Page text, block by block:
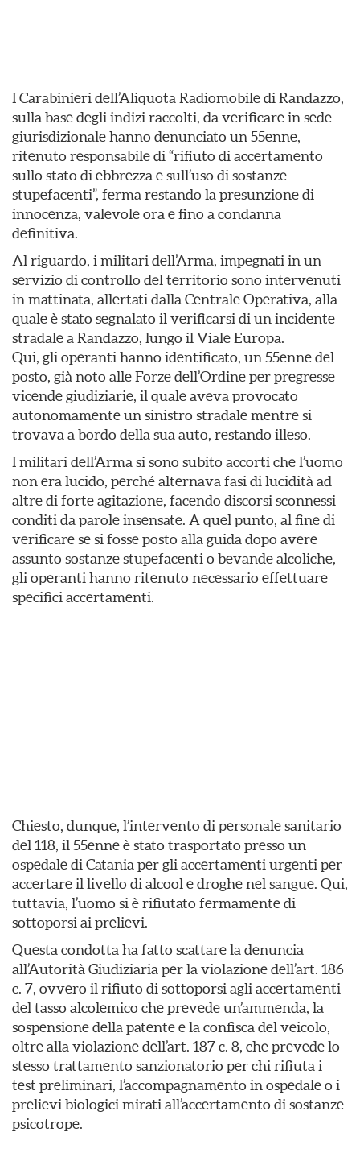
I Carabinieri dell’Aliquota Radiomobile di Randazzo,
sulla base degli indizi raccolti, da verificare in sede
giurisdizionale hanno denunciato un 55enne,
ritenuto responsabile di “rifiuto di accertamento
sullo stato di ebbrezza e sull’uso di sostanze
stupefacenti”, ferma restando la presunzione di
innocenza, valevole ora e fino a condanna
definitiva.
Al riguardo, i militari dell’Arma, impegnati in un
servizio di controllo del territorio sono intervenuti
in mattinata, allertati dalla Centrale Operativa, alla
quale è stato segnalato il verificarsi di un incidente
stradale a Randazzo, lungo il Viale Europa.
Qui, gli operanti hanno identificato, un 55enne del
posto, già noto alle Forze dell’Ordine per pregresse
vicende giudiziarie, il quale aveva provocato
autonomamente un sinistro stradale mentre si
trovava a bordo della sua auto, restando illeso.
I militari dell’Arma si sono subito accorti che l’uomo
non era lucido, perché alternava fasi di lucidità ad
altre di forte agitazione, facendo discorsi sconnessi
conditi da parole insensate. A quel punto, al fine di
verificare se si fosse posto alla guida dopo avere
assunto sostanze stupefacenti o bevande alcoliche,
gli operanti hanno ritenuto necessario effettuare
specifici accertamenti.
Chiesto, dunque, l’intervento di personale sanitario
del 118, il 55enne è stato trasportato presso un
ospedale di Catania per gli accertamenti urgenti per
accertare il livello di alcool e droghe nel sangue. Qui,
tuttavia, l’uomo si è rifiutato fermamente di
sottoporsi ai prelievi.
Questa condotta ha fatto scattare la denuncia
all’Autorità Giudiziaria per la violazione dell’art. 186
c. 7, ovvero il rifiuto di sottoporsi agli accertamenti
del tasso alcolemico che prevede un’ammenda, la
sospensione della patente e la confisca del veicolo,
oltre alla violazione dell’art. 187 c. 8, che prevede lo
stesso trattamento sanzionatorio per chi rifiuta i
test preliminari, l’accompagnamento in ospedale o i
prelievi biologici mirati all’accertamento di sostanze
psicotrope.